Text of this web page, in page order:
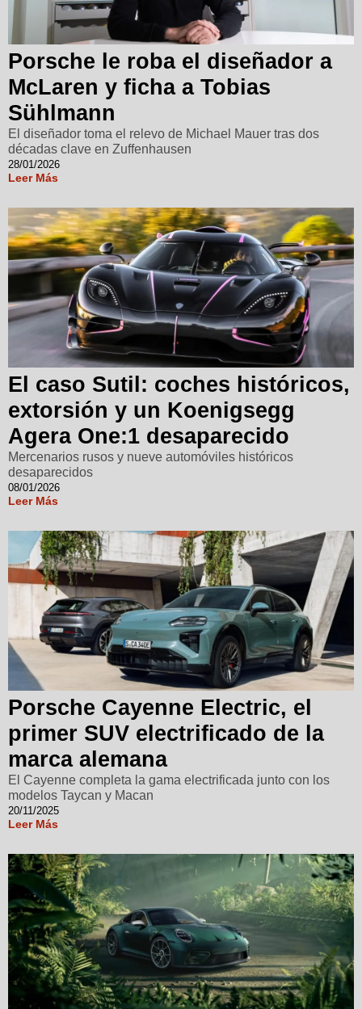
Porsche le roba el diseñador a
McLaren y ficha a Tobias
Sühlmann
El diseñador toma el relevo de Michael Mauer tras dos
décadas clave en Zuffenhausen
28/01/2026
Leer Más
El caso Sutil: coches históricos,
extorsión y un Koenigsegg
Agera One:1 desaparecido
Mercenarios rusos y nueve automóviles históricos
desaparecidos
08/01/2026
Leer Más
Porsche Cayenne Electric, el
primer SUV electrificado de la
marca alemana
El Cayenne completa la gama electrificada junto con los
modelos Taycan y Macan
20/11/2025
Leer Más